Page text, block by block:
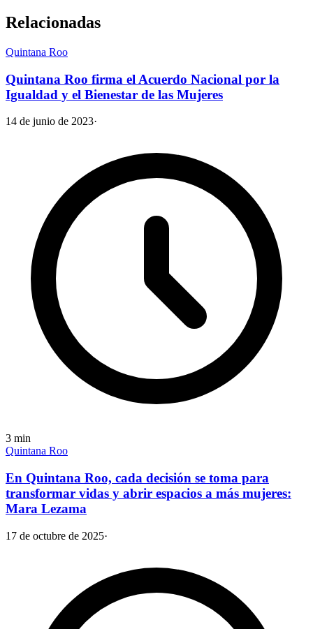
Relacionadas
Quintana Roo
Quintana Roo firma el Acuerdo Nacional por la
Igualdad y el Bienestar de las Mujeres
14 de junio de 2023·
3 min
Quintana Roo
En Quintana Roo, cada decisión se toma para
transformar vidas y abrir espacios a más mujeres:
Mara Lezama
17 de octubre de 2025·